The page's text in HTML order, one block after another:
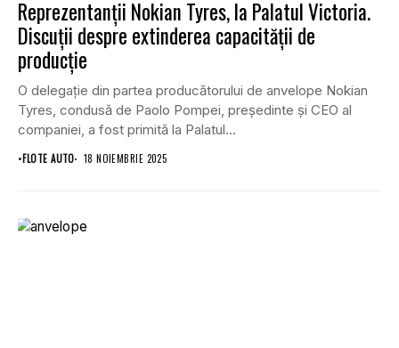
Reprezentanții Nokian Tyres, la Palatul Victoria.
Discuţii despre extinderea capacităţii de
producţie
O delegație din partea producătorului de anvelope Nokian
Tyres, condusă de Paolo Pompei, președinte și CEO al
companiei, a fost primită la Palatul...
•FLOTE AUTO 18 NOIEMBRIE 2025